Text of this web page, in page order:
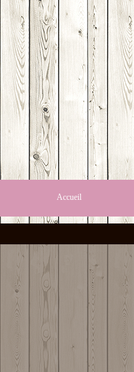
Accueil